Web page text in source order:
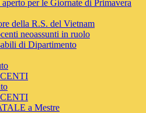
per le Giornate di Primavera
della R.S. del Vietnam
neoassunti in ruolo
di Dipartimento
a Mestre